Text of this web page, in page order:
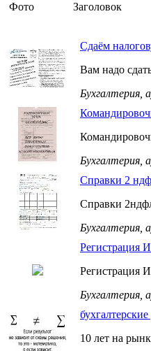
Фото
Заголовок
Сдаём
Вам надо
Бухгалтерия,
Бухгалтерия,
Справки 2
Справки
Бухгалтерия,
Регистрация
Бухгалтерия,
10 лет на